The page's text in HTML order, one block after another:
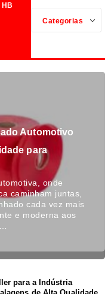
HB
Categorias
Automotivo
para
onde
caminham juntas,
cada vez mais
e moderna aos
para a Indústria